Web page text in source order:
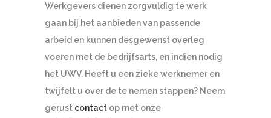
Werkgevers dienen zorgvuldig te werk
gaan bij het aanbieden van passende
arbeid en kunnen desgewenst overleg
voeren met de bedrijfsarts, en indien nodig
het UWV. Heeft u een zieke werknemer en
twijfelt u over de te nemen stappen? Neem
gerust contact op met onze